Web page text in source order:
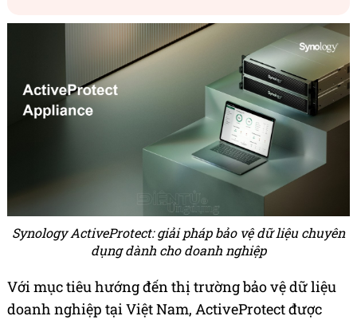
Synology ActiveProtect: giải pháp bảo vệ dữ liệu chuyên
dụng dành cho doanh nghiệp
Với mục tiêu hướng đến thị trường bảo vệ dữ liệu
doanh nghiệp tại Việt Nam, ActiveProtect được